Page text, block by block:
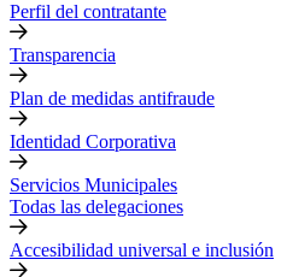
Perfil del contratante
Transparencia
Plan de medidas antifraude
Identidad Corporativa
Servicios Municipales
Todas las delegaciones
Accesibilidad universal e inclusión